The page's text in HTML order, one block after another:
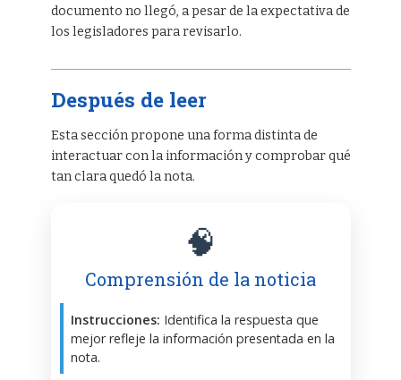
documento no llegó, a pesar de la expectativa de
los legisladores para revisarlo.
Después de leer
Esta sección propone una forma distinta de
interactuar con la información y comprobar qué
tan clara quedó la nota.
🧠
Comprensión de la noticia
Instrucciones: Identifica la respuesta que
mejor refleje la información presentada en la
nota.